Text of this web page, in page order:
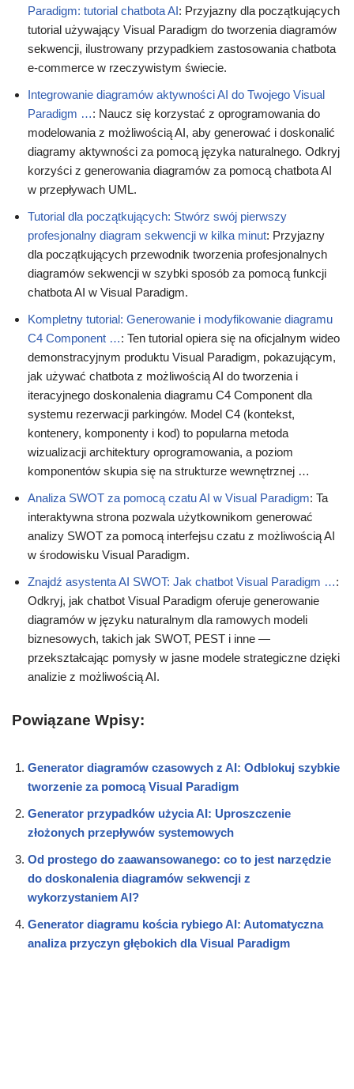
Paradigm: tutorial chatbota AI: Przyjazny dla początkujących
tutorial używający Visual Paradigm do tworzenia diagramów
sekwencji, ilustrowany przypadkiem zastosowania chatbota
e-commerce w rzeczywistym świecie.
Integrowanie diagramów aktywności AI do Twojego Visual
Paradigm …: Naucz się korzystać z oprogramowania do
modelowania z możliwością AI, aby generować i doskonalić
diagramy aktywności za pomocą języka naturalnego. Odkryj
korzyści z generowania diagramów za pomocą chatbota AI
w przepływach UML.
Tutorial dla początkujących: Stwórz swój pierwszy
profesjonalny diagram sekwencji w kilka minut: Przyjazny
dla początkujących przewodnik tworzenia profesjonalnych
diagramów sekwencji w szybki sposób za pomocą funkcji
chatbota AI w Visual Paradigm.
Kompletny tutorial: Generowanie i modyfikowanie diagramu
C4 Component …: Ten tutorial opiera się na oficjalnym wideo
demonstracyjnym produktu Visual Paradigm, pokazującym,
jak używać chatbota z możliwością AI do tworzenia i
iteracyjnego doskonalenia diagramu C4 Component dla
systemu rezerwacji parkingów. Model C4 (kontekst,
kontenery, komponenty i kod) to popularna metoda
wizualizacji architektury oprogramowania, a poziom
komponentów skupia się na strukturze wewnętrznej …
Analiza SWOT za pomocą czatu AI w Visual Paradigm: Ta
interaktywna strona pozwala użytkownikom generować
analizy SWOT za pomocą interfejsu czatu z możliwością AI
w środowisku Visual Paradigm.
Znajdź asystenta AI SWOT: Jak chatbot Visual Paradigm …:
Odkryj, jak chatbot Visual Paradigm oferuje generowanie
diagramów w języku naturalnym dla ramowych modeli
biznesowych, takich jak SWOT, PEST i inne —
przekształcając pomysły w jasne modele strategiczne dzięki
analizie z możliwością AI.
Powiązane Wpisy:
Generator diagramów czasowych z AI: Odblokuj szybkie
tworzenie za pomocą Visual Paradigm
Generator przypadków użycia AI: Uproszczenie
złożonych przepływów systemowych
Od prostego do zaawansowanego: co to jest narzędzie
do doskonalenia diagramów sekwencji z
wykorzystaniem AI?
Generator diagramu kościa rybiego AI: Automatyczna
analiza przyczyn głębokich dla Visual Paradigm